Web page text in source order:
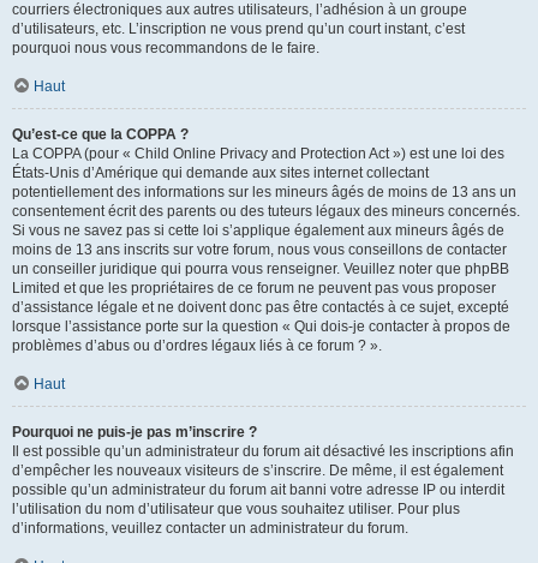
courriers électroniques aux autres utilisateurs, l’adhésion à un groupe
d’utilisateurs, etc. L’inscription ne vous prend qu’un court instant, c’est
pourquoi nous vous recommandons de le faire.
Haut
Qu’est-ce que la COPPA ?
La COPPA (pour « Child Online Privacy and Protection Act ») est une loi des
États-Unis d’Amérique qui demande aux sites internet collectant
potentiellement des informations sur les mineurs âgés de moins de 13 ans un
consentement écrit des parents ou des tuteurs légaux des mineurs concernés.
Si vous ne savez pas si cette loi s’applique également aux mineurs âgés de
moins de 13 ans inscrits sur votre forum, nous vous conseillons de contacter
un conseiller juridique qui pourra vous renseigner. Veuillez noter que phpBB
Limited et que les propriétaires de ce forum ne peuvent pas vous proposer
d’assistance légale et ne doivent donc pas être contactés à ce sujet, excepté
lorsque l’assistance porte sur la question « Qui dois-je contacter à propos de
problèmes d’abus ou d’ordres légaux liés à ce forum ? ».
Haut
Pourquoi ne puis-je pas m’inscrire ?
Il est possible qu’un administrateur du forum ait désactivé les inscriptions afin
d’empêcher les nouveaux visiteurs de s’inscrire. De même, il est également
possible qu’un administrateur du forum ait banni votre adresse IP ou interdit
l’utilisation du nom d’utilisateur que vous souhaitez utiliser. Pour plus
d’informations, veuillez contacter un administrateur du forum.